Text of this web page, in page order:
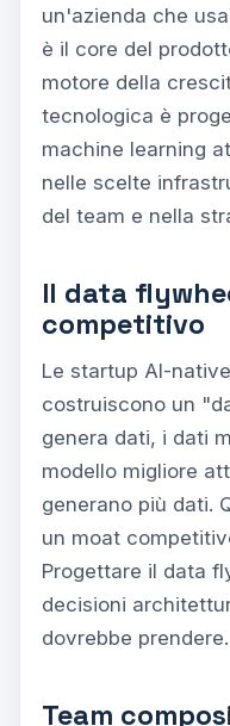
un'azienda che
è il core del
motore della
tecnologica è
machine learning
nelle scelte
del team e nella
Il data
competitivo
Le startup AI-
costruiscono un
genera dati, i dati
modello migliore
generano più dati.
un moat
Progettare il data
decisioni
dovrebbe prendere.
Team